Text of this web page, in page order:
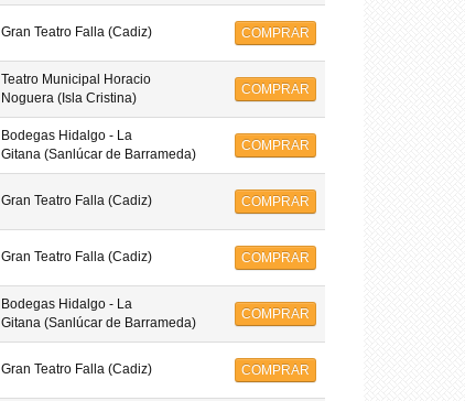
Gran Teatro Falla (Cadiz) COMPRAR
Teatro Municipal Horacio
Noguera (Isla Cristina)
COMPRAR
Bodegas Hidalgo - La
Gitana (Sanlúcar de Barrameda)
COMPRAR
Gran Teatro Falla (Cadiz) COMPRAR
Gran Teatro Falla (Cadiz) COMPRAR
Bodegas Hidalgo - La
Gitana (Sanlúcar de Barrameda)
COMPRAR
Gran Teatro Falla (Cadiz) COMPRAR